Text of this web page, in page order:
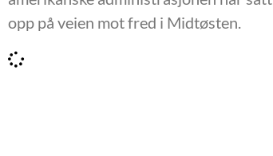
opp på veien mot fred i Midtøsten.